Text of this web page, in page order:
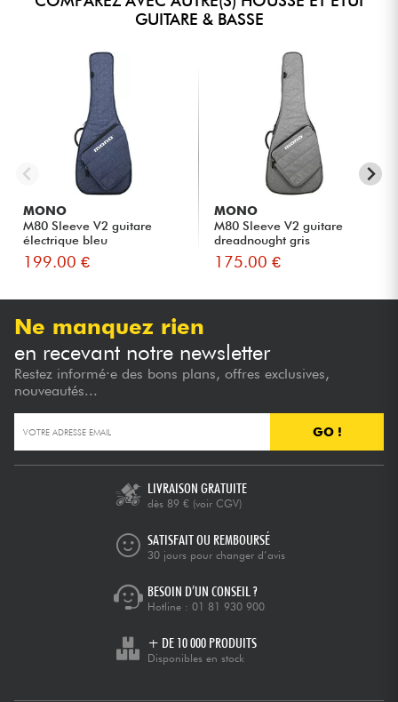
GUITARE & BASSE
MONO
M80 Sleeve V2 guitare
électrique bleu
199.00 €
MONO
M80 Sleeve V2 guitare
dreadnought gris
175.00 €
Ne manquez rien
en recevant notre newsletter
Restez informé·e des bons plans, offres exclusives,
nouveautés...
GO !
LIVRAISON GRATUITE
dès 89 € (voir CGV)
SATISFAIT OU REMBOURSÉ
30 jours pour changer d’avis
BESOIN D’UN CONSEIL ?
Hotline : 01 81 930 900
+ DE 10 000 PRODUITS
Disponibles en stock